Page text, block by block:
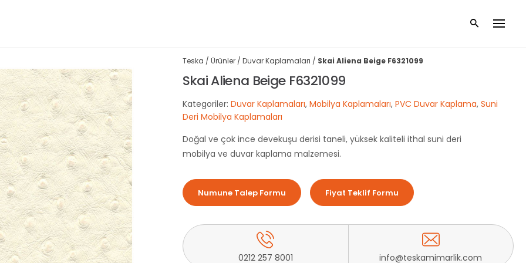
Teska / Ürünler/ Duvar Kaplamaları / Skai Aliena Beige F6321099
Skai Aliena Beige F6321099
Kategoriler: Duvar Kaplamaları, Mobilya Kaplamaları, PVC Duvar Kaplama, Suni
Deri Mobilya Kaplamaları
Doğal ve çok ince devekuşu derisi taneli, yüksek kaliteli ithal suni deri
mobilya ve duvar kaplama malzemesi.
Numune Talep Formu Fiyat Teklif Formu
0212 257 8001 info@teskamimarlik.com